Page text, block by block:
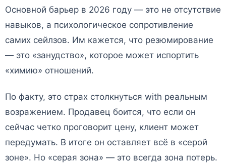
Основной барьер в 2026 году — это не отсутствие
навыков, а психологическое сопротивление
самих сейлзов. Им кажется, что резюмирование
— это «занудство», которое может испортить
«химию» отношений.
По факту, это страх столкнуться with реальным
возражением. Продавец боится, что если он
сейчас четко проговорит цену, клиент может
передумать. В итоге он оставляет всё в «серой
зоне». Но «серая зона» — это всегда зона потерь.